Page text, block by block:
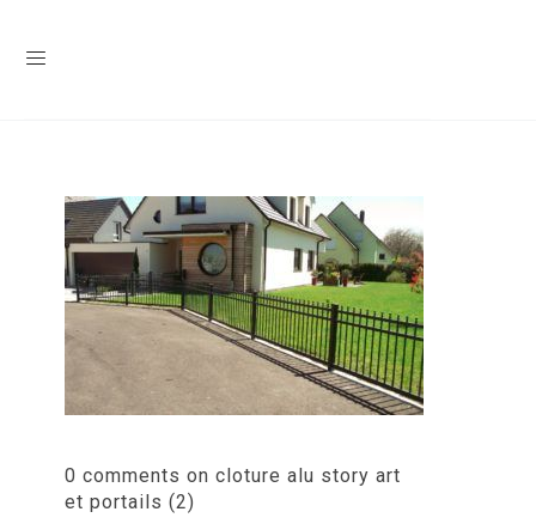
0 comments on cloture alu story art
et portails (2)